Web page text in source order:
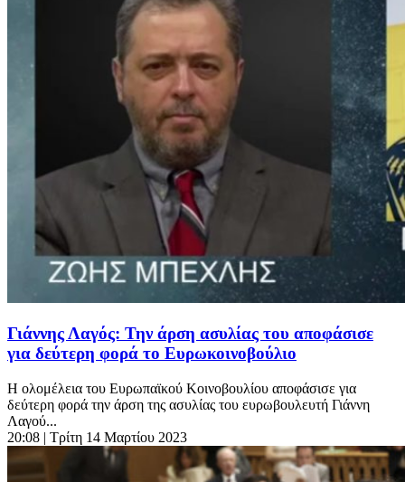
Γιάννης Λαγός: Την άρση ασυλίας του αποφάσισε
για δεύτερη φορά το Ευρωκοινοβούλιο
H ολομέλεια του Ευρωπαϊκού Κοινοβουλίου αποφάσισε για
δεύτερη φορά την άρση της ασυλίας του ευρωβουλευτή Γιάννη
Λαγού...
20:08 | Τρίτη 14 Μαρτίου 2023